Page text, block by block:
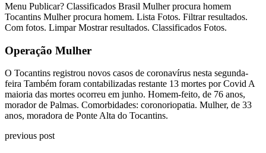
Menu Publicar? Classificados Brasil Mulher procura homem
Tocantins Mulher procura homem. Lista Fotos. Filtrar resultados.
Com fotos. Limpar Mostrar resultados. Classificados Fotos.
Operação Mulher
O Tocantins registrou novos casos de coronavírus nesta segunda-
feira Também foram contabilizadas restante 13 mortes por Covid A
maioria das mortes ocorreu em junho. Homem-feito, de 76 anos,
morador de Palmas. Comorbidades: coronoriopatia. Mulher, de 33
anos, moradora de Ponte Alta do Tocantins.
previous post